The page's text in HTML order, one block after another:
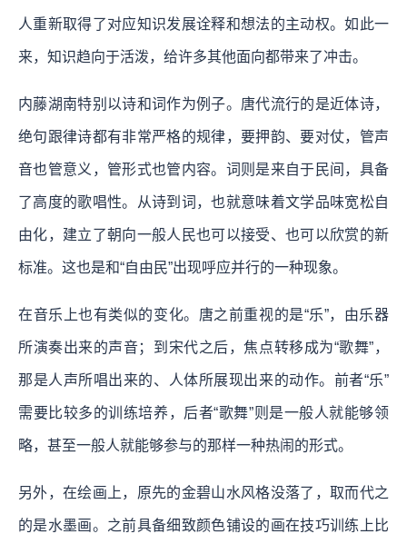
人重新取得了对应知识发展诠释和想法的主动权。如此一
来，知识趋向于活泼，给许多其他面向都带来了冲击。
内藤湖南特别以诗和词作为例子。唐代流行的是近体诗，
绝句跟律诗都有非常严格的规律，要押韵、要对仗，管声
音也管意义，管形式也管内容。词则是来自于民间，具备
了高度的歌唱性。从诗到词，也就意味着文学品味宽松自
由化，建立了朝向一般人民也可以接受、也可以欣赏的新
标准。这也是和“自由民”出现呼应并行的一种现象。
在音乐上也有类似的变化。唐之前重视的是“乐”，由乐器
所演奏出来的声音；到宋代之后，焦点转移成为“歌舞”，
那是人声所唱出来的、人体所展现出来的动作。前者“乐”
需要比较多的训练培养，后者“歌舞”则是一般人就能够领
略，甚至一般人就能够参与的那样一种热闹的形式。
另外，在绘画上，原先的金碧山水风格没落了，取而代之
的是水墨画。之前具备细致颜色铺设的画在技巧训练上比